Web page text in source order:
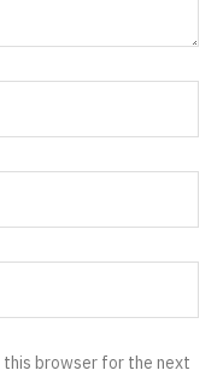
this browser for the next